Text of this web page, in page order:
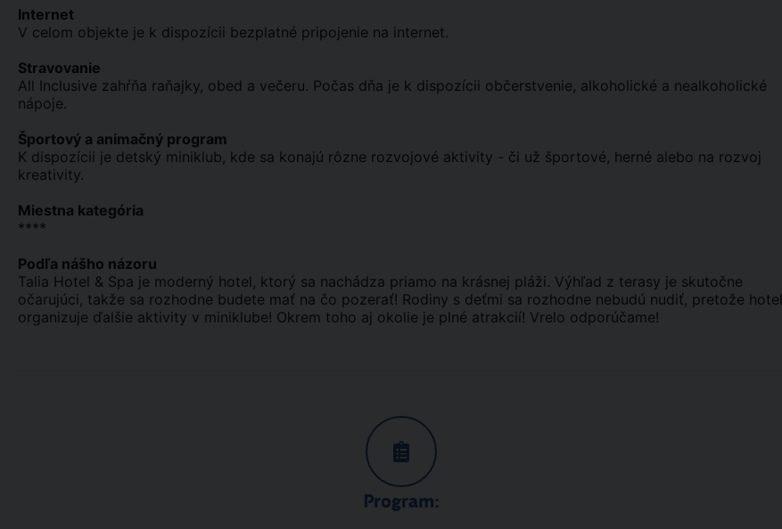
Internet
V celom objekte je k dispozícii bezplatné pripojenie na internet.
Stravovanie
All Inclusive zahŕňa raňajky, obed a večeru. Počas dňa je k dispozícii občerstvenie, alkoholické a nealkoholické
nápoje.
Športový a animačný program
K dispozícii je detský miniklub, kde sa konajú rôzne rozvojové aktivity - či už športové, herné alebo na rozvoj
kreativity.
Miestna kategória
****
Podľa nášho názoru
Talia Hotel & Spa je moderný hotel, ktorý sa nachádza priamo na krásnej pláži. Výhľad z terasy je skutočne
očarujúci, takže sa rozhodne budete mať na čo pozerať! Rodiny s deťmi sa rozhodne nebudú nudiť, pretože hotel
organizuje ďalšie aktivity v miniklube! Okrem toho aj okolie je plné atrakcií! Vrelo odporúčame!
Program: